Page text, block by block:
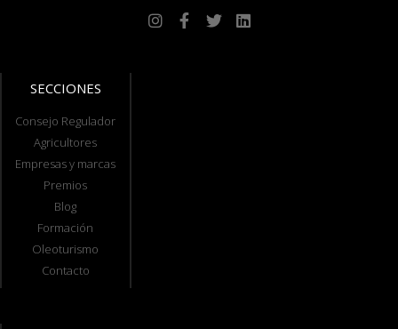
SECCIONES
Consejo Regulador
Agricultores
Empresas y marcas
Premios
Blog
Formación
Oleoturismo
Contacto